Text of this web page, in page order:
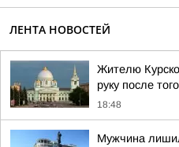
ЛЕНТА НОВОСТЕЙ
Жителю
руку после
18:48
Мужчина